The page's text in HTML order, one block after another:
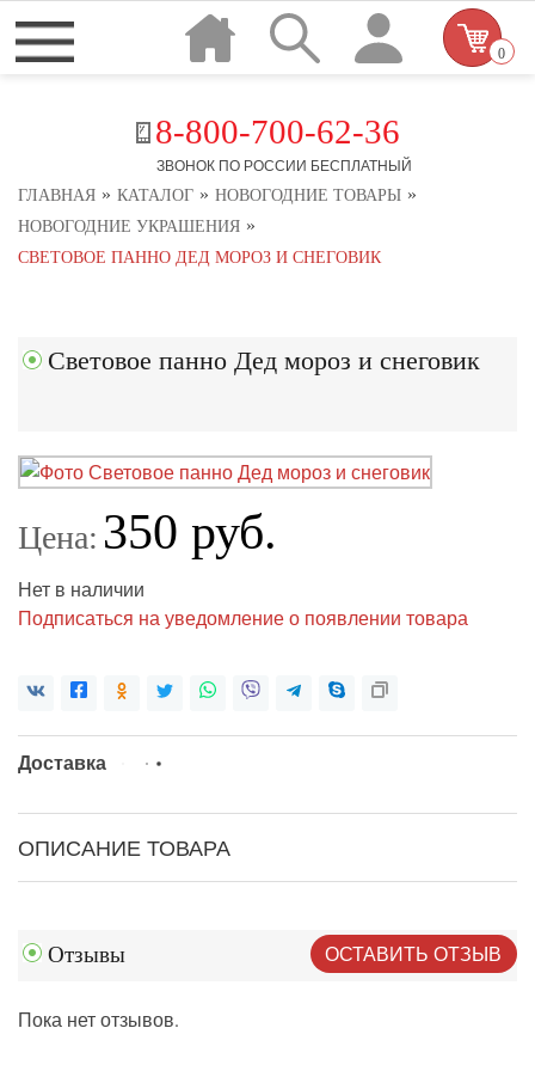
8-800-700-62-36
ЗВОНОК ПО РОССИИ БЕСПЛАТНЫЙ
0
ГЛАВНАЯ » КАТАЛОГ » НОВОГОДНИЕ ТОВАРЫ »
НОВОГОДНИЕ УКРАШЕНИЯ »
СВЕТОВОЕ ПАННО ДЕД МОРОЗ И СНЕГОВИК
Световое панно Дед мороз и снеговик
Цена: 350 руб.
Нет в наличии
Подписаться на уведомление о появлении товара
Доставка
ОПИСАНИЕ ТОВАРА
Отзывы ОСТАВИТЬ ОТЗЫВ
Пока нет отзывов.